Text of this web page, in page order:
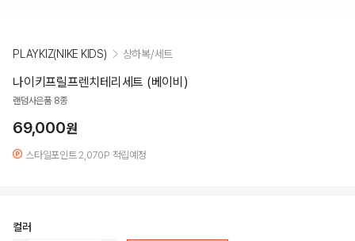
PLAYKIZ(NIKE KIDS) 상하복/세트
나이키프릴프렌치테리세트 (베이비)
랜덤사은품 8종
69,000원
스타일포인트 2,070P 적립예정
컬러